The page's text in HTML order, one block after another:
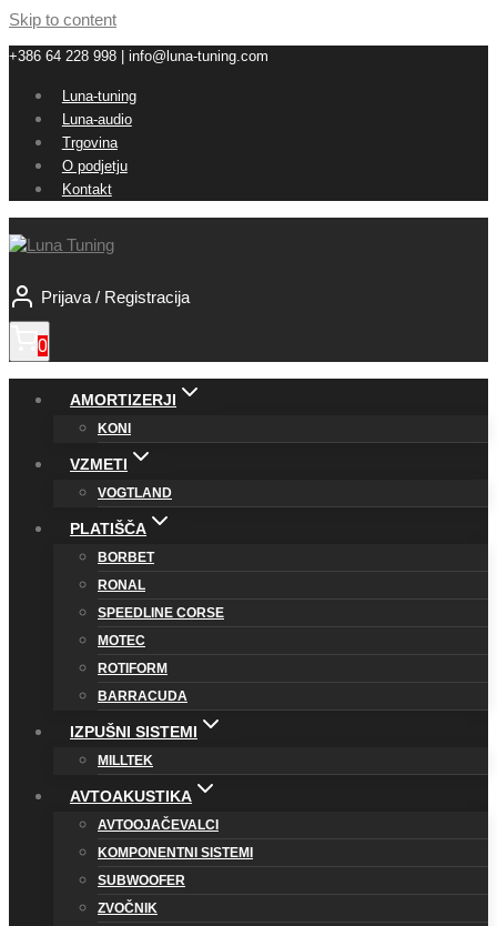
Skip to content
+386 64 228 998 | info@luna-tuning.com
Luna-tuning
Luna-audio
Trgovina
O podjetju
Kontakt
Prijava / Registracija
0
AMORTIZERJI
KONI
VZMETI
VOGTLAND
PLATIŠČA
BORBET
RONAL
SPEEDLINE CORSE
MOTEC
ROTIFORM
BARRACUDA
IZPUŠNI SISTEMI
MILLTEK
AVTOAKUSTIKA
AVTOOJAČEVALCI
KOMPONENTNI SISTEMI
SUBWOOFER
ZVOČNIK